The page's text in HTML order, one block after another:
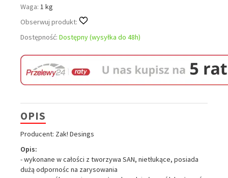
Waga: 1 kg
Obserwuj produkt:
Dostępność: Dostępny (wysyłka do 48h)
OPIS
Producent: Zak! Desings
Opis:
- wykonane w całości z tworzywa SAN, nietłukące, posiada
dużą odpornośc na zarysowania